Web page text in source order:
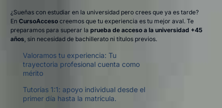
¿Sueñas con estudiar en la universidad pero crees que ya es tarde?
En CursoAccesocreemos que tu experiencia es tu mejor aval. Te
preparamos para superar la prueba de acceso a la universidad +45
años, sin necesidad de bachillerato ni títulos previos.
Valoramos tu experiencia: Tu
trayectoria profesional cuenta como
mérito
Tutorías 1:1: apoyo individual desde el
primer día hasta la matrícula.